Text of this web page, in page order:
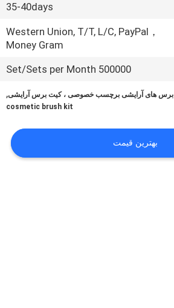
35-40days
Western Union, T/T, L/C, PayPal，
Money Gram
500000 Set/Sets per Month
برس های آرایشی برچسب خصوصی ، کیت برس آرایشی,
cosmetic brush kit
بهترین قیمت